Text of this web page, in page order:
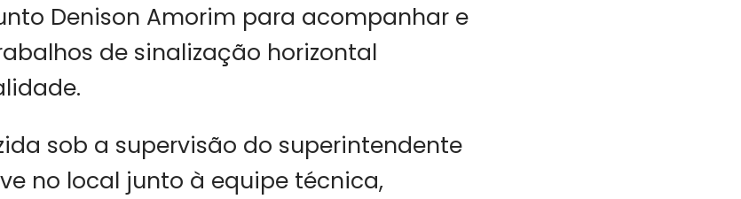
Denison Amorim para acompanhar e
de sinalização horizontal
sob a supervisão do superintendente
no local junto à equipe técnica,